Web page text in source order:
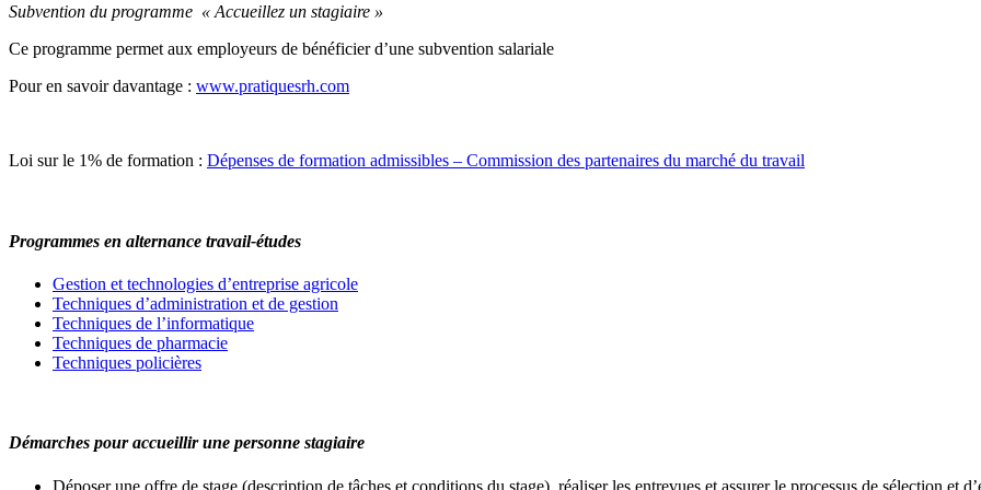
Subvention du programme « Accueillez un stagiaire »
Ce programme permet aux employeurs de bénéficier d’une subvention salariale
Pour en savoir davantage : www.pratiquesrh.com
Loi sur le 1% de formation : Dépenses de formation admissibles – Commission des partenaires du marché du travail
Programmes en alternance travail-études
Gestion et technologies d’entreprise agricole
Techniques d’administration et de gestion
Techniques de l’informatique
Techniques de pharmacie
Techniques policières
Démarches pour accueillir une personne stagiaire
Déposer une offre de stage (description de tâches et conditions du stage), réaliser les entrevues et assurer le processus de sélection et